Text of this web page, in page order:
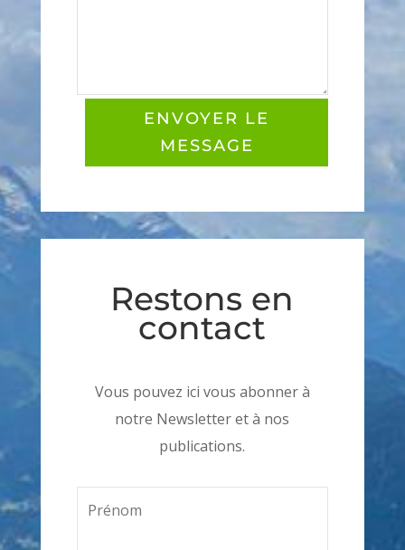
ENVOYER LE
MESSAGE
Restons en
contact
Vous pouvez ici vous abonner à
notre Newsletter et à nos
publications.